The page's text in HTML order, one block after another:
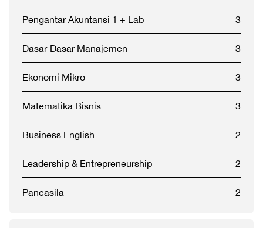
Pengantar Akuntansi 1 + Lab 3
Dasar-Dasar Manajemen 3
Ekonomi Mikro 3
Matematika Bisnis 3
Business English 2
Leadership & Entrepreneurship 2
Pancasila 2